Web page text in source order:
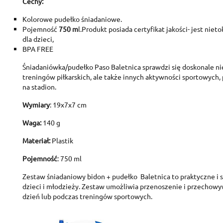
Kolorowe pudełko śniadaniowe.
Pojemność 750 ml.Produkt posiada certyfikat jakości- jest
dla dzieci,
BPA FREE
Śniadaniówka/pudełko Paso Baletnica sprawdzi się doskonale
treningów piłkarskich, ale także innych aktywności
na stadion.
Wymiary: 19x7x7 cm
Waga:140 g
Materiał:Plastik
Pojemność: 750 ml
Zestaw śniadaniowy bidon + pudełko Baletnica to praktyczne i
dzieci i młodzieży. Zestaw umożliwia przenoszenie i
dzień lub podczas treningów sportowych.